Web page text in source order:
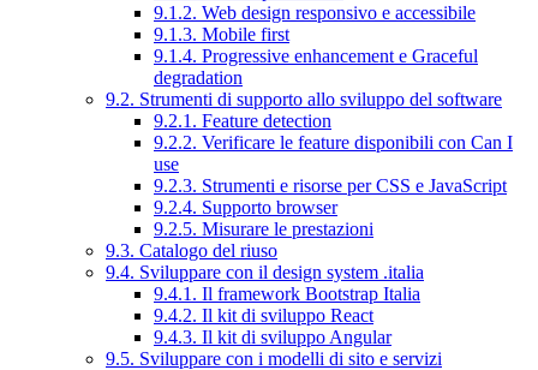
9.1.2. Web design responsivo e accessibile
9.1.3. Mobile first
9.1.4. Progressive enhancement e Graceful
degradation
9.2. Strumenti di supporto allo sviluppo del software
9.2.1. Feature detection
9.2.2. Verificare le feature disponibili con Can I
use
9.2.3. Strumenti e risorse per CSS e JavaScript
9.2.4. Supporto browser
9.2.5. Misurare le prestazioni
9.3. Catalogo del riuso
9.4. Sviluppare con il design system .italia
9.4.1. Il framework Bootstrap Italia
9.4.2. Il kit di sviluppo React
9.4.3. Il kit di sviluppo Angular
9.5. Sviluppare con i modelli di sito e servizi